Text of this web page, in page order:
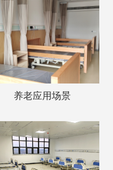
养老应用场景